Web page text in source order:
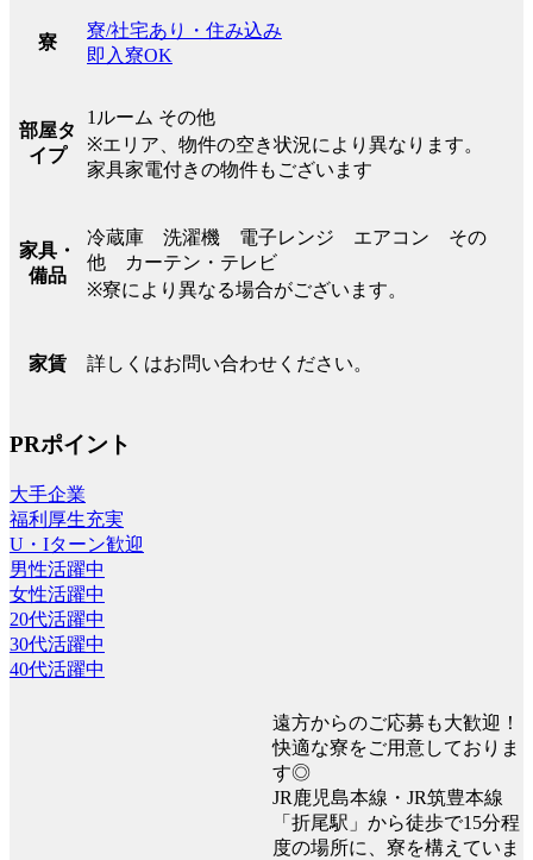
寮
寮/社宅あり・住み込み
即入寮OK
部屋タ
イプ
1ルーム その他
※エリア、物件の空き状況により異なります。
家具家電付きの物件もございます
家具・
備品
冷蔵庫 洗濯機 電子レンジ エアコン その
他 カーテン・テレビ
※寮により異なる場合がございます。
家賃 詳しくはお問い合わせください。
PRポイント
大手企業
福利厚生充実
U・Iターン歓迎
男性活躍中
女性活躍中
20代活躍中
30代活躍中
40代活躍中
遠方からのご応募も大歓迎！
快適な寮をご用意しておりま
す◎
JR鹿児島本線・JR筑豊本線
「折尾駅」から徒歩で15分程
度の場所に、寮を構えていま